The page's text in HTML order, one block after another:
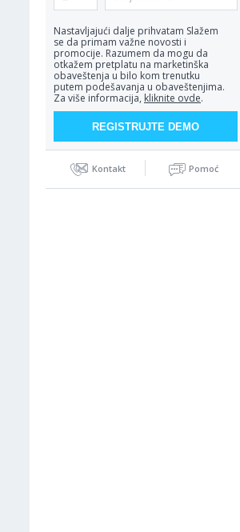
Nastavljajući dalje prihvatam Slažem
se da primam važne novosti i
promocije. Razumem da mogu da
otkažem pretplatu na marketinška
obaveštenja u bilo kom trenutku
putem podešavanja u obaveštenjima.
Za više informacija, kliknite ovde.
Kontakt Pomoć